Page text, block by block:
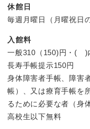
休館日
毎週月曜日（月曜祝日
入館料
一般310（150)円・( )
長寿手帳提示150円
身体障害者手帳、障害
帳）、又は療育手帳を
るために必要な者（身
高校生以下無料